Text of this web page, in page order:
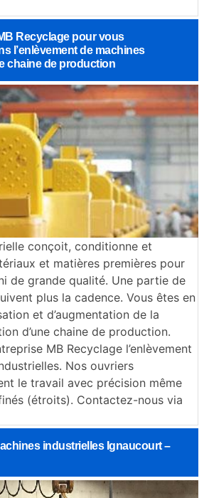
Recyclage pour vous
l’enlèvement de machines
chaine de production
conçoit, conditionne et
et matières premières pour
de grande qualité. Une partie de
plus la cadence. Vous êtes en
et d’augmentation de la
d’une chaine de production.
MB Recyclage l’enlèvement
Nos ouvriers
le travail avec précision même
(étroits). Contactez-nous via
industrielles Ignaucourt –